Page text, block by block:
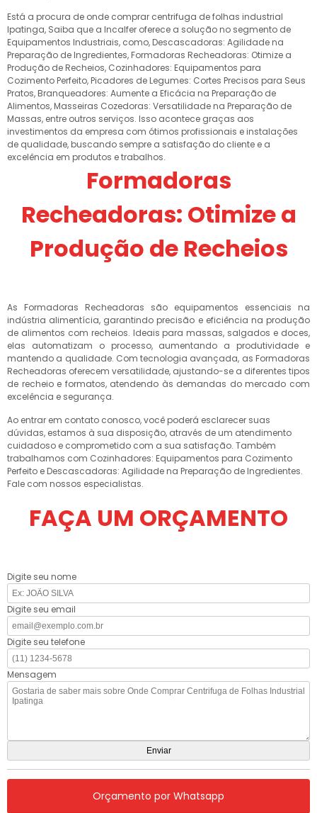
Está a procura de onde comprar centrifuga de folhas industrial
Ipatinga, Saiba que a Incalfer oferece a solução no segmento de
Equipamentos Industriais, como, Descascadoras: Agilidade na
Preparação de Ingredientes, Formadoras Recheadoras: Otimize a
Produção de Recheios, Cozinhadores: Equipamentos para
Cozimento Perfeito, Picadores de Legumes: Cortes Precisos para Seus
Pratos, Branqueadores: Aumente a Eficácia na Preparação de
Alimentos, Masseiras Cozedoras: Versatilidade na Preparação de
Massas, entre outros serviços. Isso acontece graças aos
investimentos da empresa com ótimos profissionais e instalações
de qualidade, buscando sempre a satisfação do cliente e a
excelência em produtos e trabalhos.
Formadoras
Recheadoras: Otimize a
Produção de Recheios
As Formadoras Recheadoras são equipamentos essenciais na
indústria alimentícia, garantindo precisão e eficiência na produção
de alimentos com recheios. Ideais para massas, salgados e doces,
elas automatizam o processo, aumentando a produtividade e
mantendo a qualidade. Com tecnologia avançada, as Formadoras
Recheadoras oferecem versatilidade, ajustando-se a diferentes tipos
de recheio e formatos, atendendo às demandas do mercado com
excelência e segurança.
Ao entrar em contato conosco, você poderá esclarecer suas
dúvidas, estamos à sua disposição, através de um atendimento
cuidadoso e comprometido com a sua satisfação. Também
trabalhamos com Cozinhadores: Equipamentos para Cozimento
Perfeito e Descascadoras: Agilidade na Preparação de Ingredientes.
Fale com nossos especialistas.
FAÇA UM ORÇAMENTO
Digite seu nome
Digite seu email
Digite seu telefone
Mensagem
Orçamento por Whatsapp